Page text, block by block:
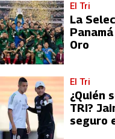
El Tri
La
Oro
El Tri
¿Quién
TRI?
seguro